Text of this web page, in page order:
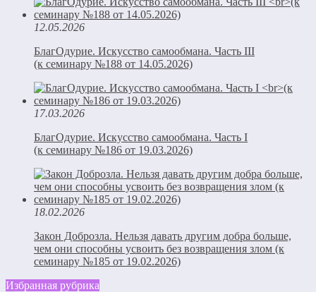
12.05.2026
БлагОдурие. Искусство самообмана. Часть III
(к семинару №188 от 14.05.2026)
17.03.2026
БлагОдурие. Искусство самообмана. Часть I
(к семинару №186 от 19.03.2026)
18.02.2026
Закон Доброзла. Нельзя давать другим добра больше,
чем они способны усвоить без возвращения злом (к
семинару №185 от 19.02.2026)
Избранная рубрика